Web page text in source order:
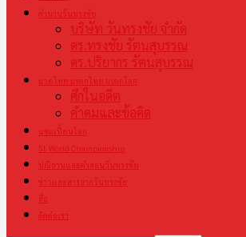
ตำนานวันทรงชัย
บริษัท วันทรงชัย จำกัด
ดร.ทรงชัย รัตนสุบรรณ
ดร.ปริยากร รัตนสุบรรณ
มวยไทย มรดกไทย มรดกโลก
ศึกในอดีต
คำคมและข้อคิด
แชมเปี้ยนโลก
S1 World Championship
ปณิธานและคำสอนวันทรงชัย
ข่าวและสารจากวันทรงชัย
สื่อ
ติดต่อเรา